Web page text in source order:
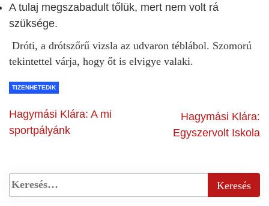
A tulaj megszabadult tőlük, mert nem volt rá
szüksége.
Dróti, a drótszőrű vizsla az udvaron téblábol. Szomorú
tekintettel várja, hogy őt is elvigye valaki.
TIZENHETEDIK
Hagymási Klára: A mi
sportpályánk
Hagymási Klára:
Egyszervolt Iskola